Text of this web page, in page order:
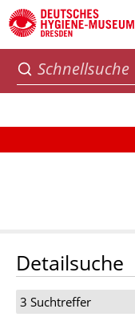
Detailsuche
3 Suchtreffer